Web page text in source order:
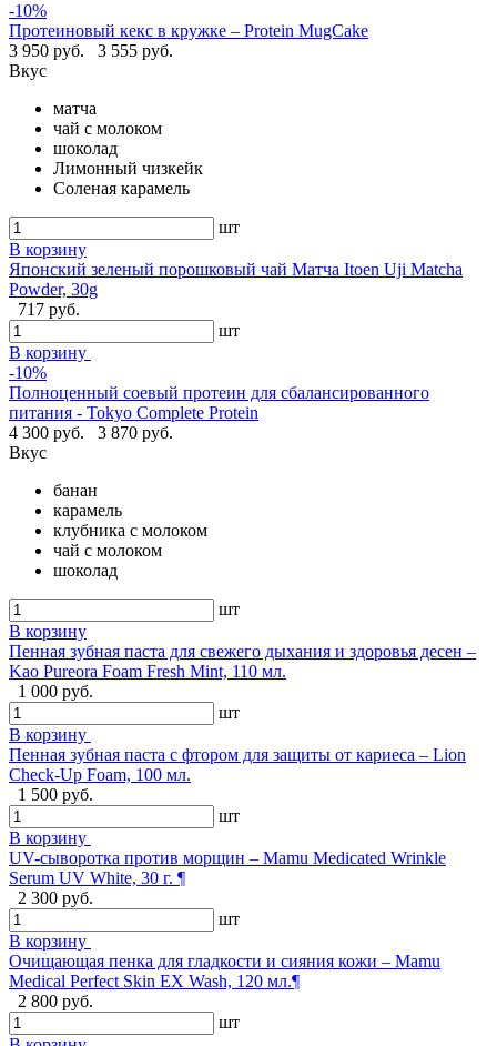
-10%
Протеиновый кекс в кружке – Protein MugCake
3 950 руб.
3 555 руб.
Вкус
матча
чай с молоком
шоколад
Лимонный чизкейк
Соленая карамель
шт
В корзину
Японский зеленый порошковый чай Матча Itoen Uji Matcha
Powder, 30g
717 руб.
шт
В корзину
-10%
Полноценный соевый протеин для сбалансированного
питания - Tokyo Complete Protein
4 300 руб.
3 870 руб.
Вкус
банан
карамель
клубника с молоком
чай с молоком
шоколад
шт
В корзину
Пенная зубная паста для свежего дыхания и здоровья десен –
Kao Pureora Foam Fresh Mint, 110 мл.
1 000 руб.
шт
В корзину
Пенная зубная паста с фтором для защиты от кариеса – Lion
Check-Up Foam, 100 мл.
1 500 руб.
шт
В корзину
UV-сыворотка против морщин – Mamu Medicated Wrinkle
Serum UV White, 30 г. ¶
2 300 руб.
шт
В корзину
Очищающая пенка для гладкости и сияния кожи – Mamu
Medical Perfect Skin EX Wash, 120 мл.¶
2 800 руб.
шт